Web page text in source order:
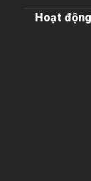
Hoạt